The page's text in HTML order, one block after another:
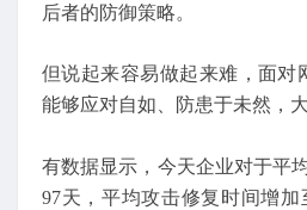
后者的防御策略。
但说起来容易做起来难，面对
能够应对自如、防患于未然，
有数据显示，今天企业对于平
97天，平均攻击修复时间增加